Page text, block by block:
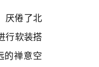
厌倦了北
行软装搭
的禅意空